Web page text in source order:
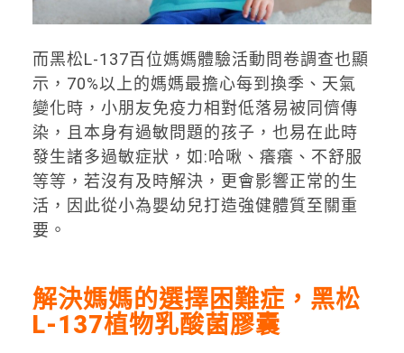
而黑松L-137百位媽媽體驗活動問卷調查也顯
示，70%以上的媽媽最擔心每到換季、天氣
變化時，小朋友免疫力相對低落易被同儕傳
染，且本身有過敏問題的孩子，也易在此時
發生諸多過敏症狀，如:哈啾、癢癢、不舒服
等等，若沒有及時解決，更會影響正常的生
活，因此從小為嬰幼兒打造強健體質至關重
要。
解決媽媽的選擇困難症，黑松
L-137植物乳酸菌膠囊